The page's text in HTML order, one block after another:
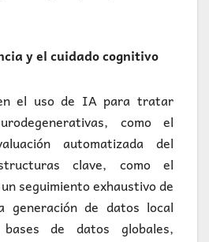
y el cuidado cognitivo
el uso de IA para tratar
como el
automatizada del
clave, como el
seguimiento exhaustivo de
generación de datos local
de datos globales,